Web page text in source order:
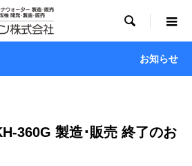

お知らせ
360G 製造･販売 終了のお